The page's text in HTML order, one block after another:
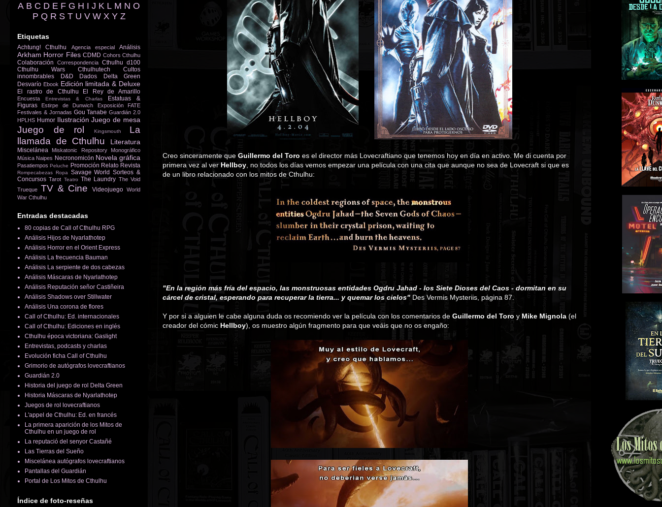
Creo sinceramente que Guillermo del Toro es el director más Lovecraftiano que tenemos hoy en día en activo. Me di cuenta por
primera vez al ver Hellboy , no todos los días vemos empezar una película con una cita que aunque no sea de Lovecraft si que es
de un libro relacionado con los mitos de Cthulhu:
"En la región más fría del espacio, las monstruosas entidades Ogdru Jahad - los Siete Dioses del Caos - dormitan en su
cárcel de cristal, esperando para recuperar la tierra... y quemar los cielos" Des Vermis Mysteriis, página 87.
Y por si a alguien le cabe alguna duda os recomiendo ver la película con los comentarios de Guillermo del Toro y Mike Mignola (el
creador del cómic Hellboy), os muestro algún fragmento para que veáis que no os engaño:
A B C D E F G H I J K L M N O
P Q R S T U V W X Y Z
Etiquetas
Achtung! Cthulhu Agencia especial Análisis
Arkham Horror Files CDMD Cohors Cthulhu
Colaboración Correspondencia Cthulhu d100
Cthulhu Wars
Cthulhutech
Cultos
innombrables
D&D Dados
Delta Green
Desvarío Ebook Edición limitada & Deluxe
El rastro de Cthulhu El Rey de Amarillo
Encuesta Entrevistas & Charlas
Estatuas &
Figuras
Estirpe de Dunwich Exposición
FATE
Festivales & Jornadas Gou Tanabe Guardián 2.0
HPLHS Humor Ilustración Juego de mesa
Juego de rol Kingsmouth
La
llamada de Cthulhu
Literatura
Miscelánea Miskatonic Repository
Monográfico
Música Naipes Necronomicón Novela gráfica
Pasatiempos Peluche Promoción Relato Revista
Rompecabezas Ropa Savage World Sorteos &
Concursos Tarot Teatro The Laundry The Void
Trueque TV & Cine Videojuego World
War Cthulhu
Entradas destacadas
80 copias de Call of Cthulhu RPG
Análisis Hijos de Nyarlathotep
Análisis Horror en el Orient Express
Análisis La frecuencia Bauman
Análisis La serpiente de dos cabezas
Análisis Máscaras de Nyarlathotep
Análisis Reputación señor Castiñeira
Análisis Shadows over Stillwater
Análisis Una corona de flores
Call of Cthulhu: Ed. internacionales
Call of Cthulhu: Ediciones en inglés
Cthulhu época victoriana: Gaslight
Entrevistas, podcasts y charlas
Evolución ficha Call of Cthulhu
Grimorio de autógrafos lovecraftianos
Guardián 2.0
Historia del juego de rol Delta Green
Historia Máscaras de Nyarlathotep
Juegos de rol lovecraftianos
L'appel de Cthulhu: Ed. en francés
La primera aparición de los Mitos de
Cthulhu en un juego de rol
La reputació del senyor Castañé
Las Tierras del Sueño
Miscelánea autógrafos lovecraftianos
Pantallas del Guardián
Portal de Los Mitos de Cthulhu
Índice de foto-reseñas